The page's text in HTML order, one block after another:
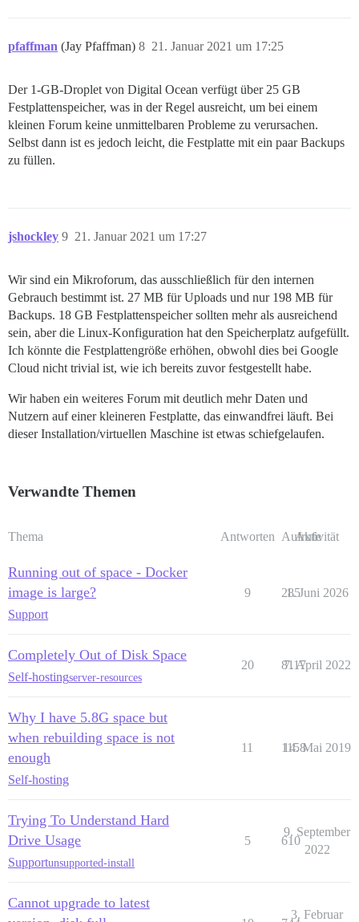
pfaffman (Jay Pfaffman) 21. Januar 2021 um 17:25
8
Der 1-GB-Droplet von Digital Ocean verfügt über 25 GB
Festplattenspeicher, was in der Regel ausreicht, um bei einem
kleinen Forum keine unmittelbaren Probleme zu verursachen.
Selbst dann ist es jedoch leicht, die Festplatte mit ein paar Backups
zu füllen.
jshockley 21. Januar 2021 um 17:27
9
Wir sind ein Mikroforum, das ausschließlich für den internen
Gebrauch bestimmt ist. 27 MB für Uploads und nur 198 MB für
Backups. 18 GB Festplattenspeicher sollten mehr als ausreichend
sein, aber die Linux-Konfiguration hat den Speicherplatz aufgefüllt.
Ich könnte die Festplattengröße erhöhen, obwohl dies bei Google
Cloud nicht trivial ist, wie ich bereits zuvor festgestellt habe.
Wir haben ein weiteres Forum mit deutlich mehr Daten und
Nutzern auf einer kleineren Festplatte, das einwandfrei läuft. Bei
dieser Installation/virtuellen Maschine ist etwas schiefgelaufen.
Verwandte Themen
Thema Antworten Aufrufe
Aktivität
Running out of space - Docker
image is large?
Support
9 285
1. Juni 2026
Completely Out of Disk Space
Self-hostingserver-resources
20 8117
7. April 2022
Why I have 5.8G space but
when rebuilding space is not
enough
Self-hosting
11 1158
14. Mai 2019
Trying To Understand Hard
Drive Usage
Supportunsupported-install
5 610
9. September
2022
Cannot upgrade to latest
3. Februar